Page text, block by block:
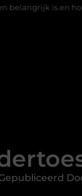
hoe het werkt